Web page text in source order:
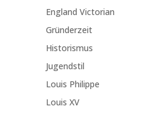
England Victorian
Gründerzeit
Historismus
Jugendstil
Louis Philippe
Louis XV